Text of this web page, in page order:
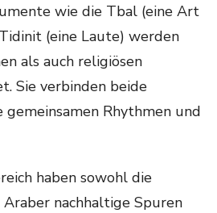
wie die Tbal (eine Art
(eine Laute) werden
als auch religiösen
Sie verbinden beide
Rhythmen und
haben sowohl die
nachhaltige Spuren